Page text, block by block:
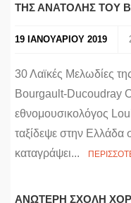
ΤΗΣ ΑΝΑΤΟΛΗΣ ΤΟΥ
19 ΙΑΝΟΥΑΡΙΟΥ 2019
30 Λαϊκές Μελωδίες
Bourgault-Ducoudray
εθνομουσικολόγος
ταξίδεψε στην Ελλάδα
καταγράψει...
ΑΝΩΤΕΡΗ ΣΧΟΛΗ